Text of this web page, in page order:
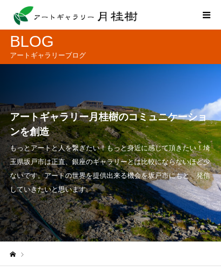
BLOG
アートギャラリーブログ
アートギャラリー月桂樹のコミュニケーショ
ンを創造
もっとアートと人を繋ぎたい！もっと身近に感じて頂きたい！埼
玉県坂戸市は正直、銀座のギャラリーとは比較にならないほど少
ないです。アートの世界を提供出来る機会を坂戸市にもと、発信
していきたいと思います。